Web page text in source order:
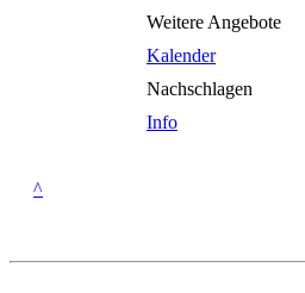
Weitere Angebote
Kalender
Nachschlagen
Info
^